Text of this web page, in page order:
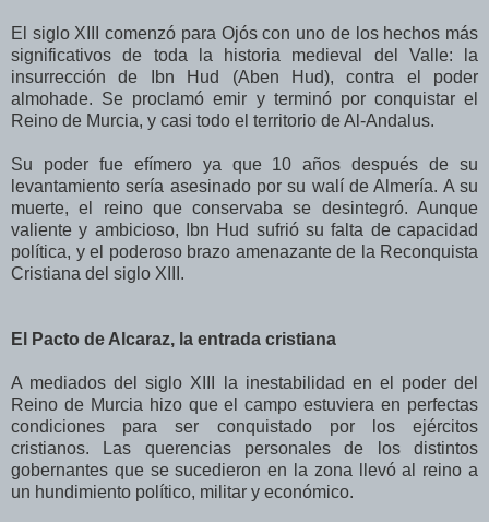
El siglo XIII comenzó para Ojós con uno de los hechos más
significativos de toda la historia medieval del Valle: la
insurrección de Ibn Hud (Aben Hud), contra el poder
almohade. Se proclamó emir y terminó por conquistar el
Reino de Murcia, y casi todo el territorio de Al-Andalus.
Su poder fue efímero ya que 10 años después de su
levantamiento sería asesinado por su walí de Almería. A su
muerte, el reino que conservaba se desintegró. Aunque
valiente y ambicioso, Ibn Hud sufrió su falta de capacidad
política, y el poderoso brazo amenazante de la Reconquista
Cristiana del siglo XIII.
El Pacto de Alcaraz, la entrada cristiana
A mediados del siglo XIII la inestabilidad en el poder del
Reino de Murcia hizo que el campo estuviera en perfectas
condiciones para ser conquistado por los ejércitos
cristianos. Las querencias personales de los distintos
gobernantes que se sucedieron en la zona llevó al reino a
un hundimiento político, militar y económico.